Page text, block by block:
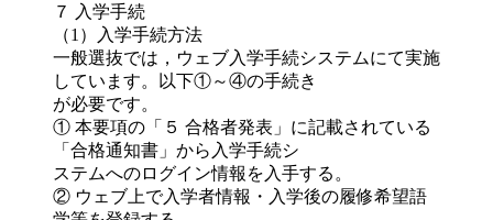
７ 入学手続
（1）入学手続方法
一般選抜では，ウェブ入学手続システムにて実施
しています。以下①～④の手続き
が必要です。
① 本要項の「５ 合格者発表」に記載されている
「合格通知書」から入学手続シ
ステムへのログイン情報を入手する。
② ウェブ上で入学者情報・入学後の履修希望語